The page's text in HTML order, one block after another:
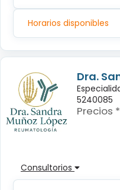
Horarios disponibles
Dra.
5240085
Precios
Consultorios